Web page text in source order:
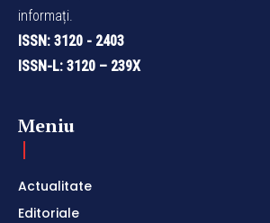
informați.
ISSN: 3120 - 2403
ISSN-L: 3120 – 239X
Meniu
Actualitate
Editoriale